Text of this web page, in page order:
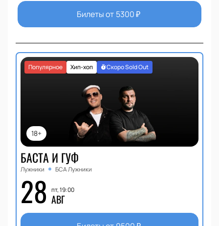
Билеты от 5300₽
18+
Хип-хоп
Популярное Скоро Sold Out
БАСТА И ГУФ
Лужники БСА Лужники
28 пт, 19:00
АВГ